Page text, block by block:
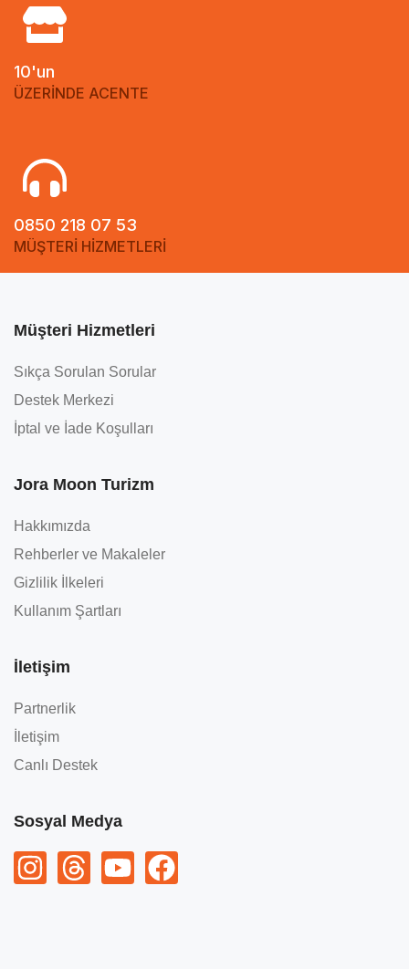
10'un
ÜZERİNDE ACENTE
0850 218 07 53
MÜŞTERİ HİZMETLERİ
Müşteri Hizmetleri
Sıkça Sorulan Sorular
Destek Merkezi
İptal ve İade Koşulları
Jora Moon Turizm
Hakkımızda
Rehberler ve Makaleler
Gizlilik İlkeleri
Kullanım Şartları
İletişim
Partnerlik
İletişim
Canlı Destek
Sosyal Medya